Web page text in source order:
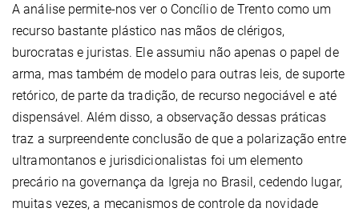
A análise permite-nos ver o Concílio de Trento como um
recurso bastante plástico nas mãos de clérigos,
burocratas e juristas. Ele assumiu não apenas o papel de
arma, mas também de modelo para outras leis, de suporte
retórico, de parte da tradição, de recurso negociável e até
dispensável. Além disso, a observação dessas práticas
traz a surpreendente conclusão de que a polarização entre
ultramontanos e jurisdicionalistas foi um elemento
precário na governança da Igreja no Brasil, cedendo lugar,
muitas vezes, a mecanismos de controle da novidade